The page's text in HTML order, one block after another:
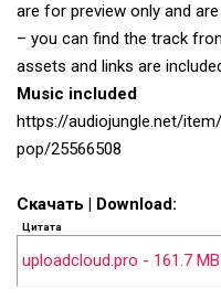
are for preview only and
– you can find the track
assets and links are
Music included
https://audiojungle.net/
pop/25566508
Скачать | Download:
Цитата
uploadcloud.pro - 161.7 MB